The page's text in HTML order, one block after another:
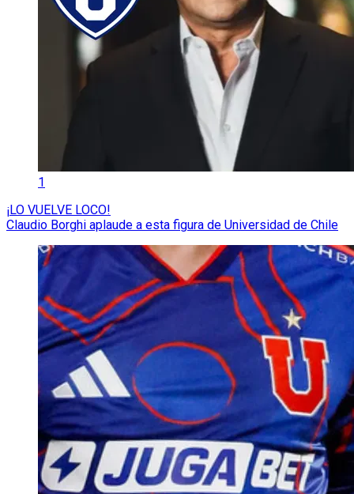
1
¡LO VUELVE LOCO!
Claudio Borghi aplaude a esta figura de Universidad de Chile